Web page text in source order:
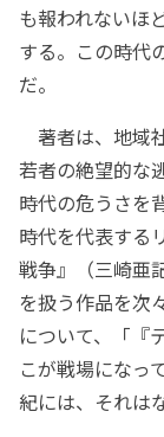
も報われないほ
する。この時代
だ。
著者は、地域
若者の絶望的な
時代の危うさを
時代を代表する
戦争』（三崎亜
を扱う作品を次
について、「『
こが戦場になっ
紀には、それは